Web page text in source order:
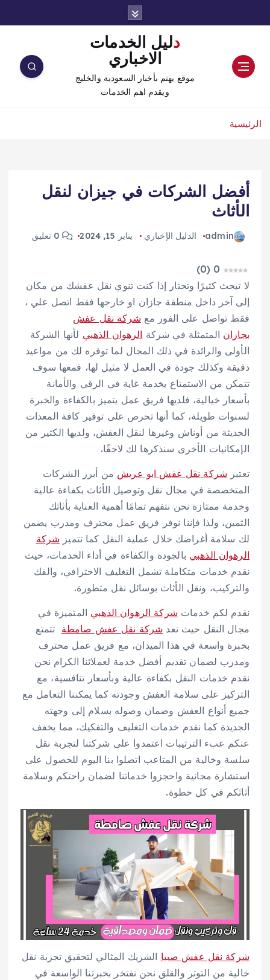
دليل الخدمات
الاخباري
موقع يهتم بأخبار السعودية والخليج
ويقدم اهم الخدمات
الرئيسية
أفضل الشركات في جيزان لنقل
الأثاث
admin الدليل الإخباري يناير 15, 2024
0
(
0
)
لا تبحث كثيرًا وتحتار إذا كنت تنوي نقل عفشك من مكان
إلى آخر داخل منطقة جازان او خارجها فقط اتصل علي ،
فقط تواصل على الفور مع شركة نقل عفش
بجازان المتمثلة في شركة الرهوان الذهبي لأنها الشركة
الأولى والرائدة في ذلك المجال لما توفره لك من مواعيد
دقيقة وكذلك جودة في العمل لا مثيل لها، فمعها سوف
تتمكن من الاستمتاع بخدمة غاية في الرقي والأمانة
بأسعار خيالية، فلديها فريق عمل يتميز بالكفاءة والخبرة
لسنوات طويلة، كما أنها تحرص على توفير كافة المعدات
الحديثة من أوناش وغيرها لنقل العفش، ولديها الكثير من
الإمكانيات الأخرى سنذكرها لك لاحقًا.
تعتبر شركة نقل عفش ابو عريش من أبرز الشركات
المتخصصة في مجال نقل وتوصيل الأثاث بكفاءة عالية
وخدمة ممتازة نحن نتفهم تمامًا أهمية العناية بأثاثك
الثمين، ولذا فإننا نوفر فريق عمل محترف ومدرب يضمن
لك سلامة أغراضك خلال عملية النقل كما تتميز شركة
الرهوان الذهبي بالجودة والكفاءة في أداء الخدمات، حيث
نقدم خدمات متكاملة تشمل التغليف الاحترافي، والفك
والتركيب، ونقل الأثاث بوسائل نقل متطورة.
نقدم لكم خدمات شركة الرهوان الذهبي المتميزة في
مجال النقل حيث تعد شركة نقل عفش صامطة تتمتع
بخبرة واسعة في هذا الميدان، مع فريق عمل محترف
ومدرب لضمان تقديم أفضل خدمة لعملائنا الكرام نحن
نقدم خدمات النقل بكفاءة عالية وبأسعار تنافسية، مع
التركيز على سلامة العفش وجودته كما يمكننا التعامل مع
جميع أنواع العفش وضمان وصوله بسلام إلى وجهته
الجديدة كما نقدم خدمات التغليف والتفكيك، مما يخفف
عنكم عبء الترتيبات اعتمدوا على شركتنا لتجربة نقل
سلسة وخالية من المتاعب اتصلوا بنا اليوم للحصول على
استشارة مجانية واحجزوا خدماتنا لضمان راحتكم وسلامة
أثاثكم في كل خطوة.
شركة نقل عفش صبيا الشريك المثالي لتحقيق تجربة نقل
خالية من التوتر والقلق نحن نفتخر بخبرتنا الواسعة في